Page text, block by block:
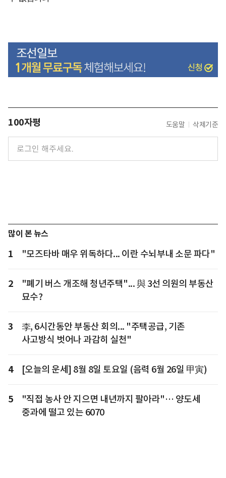
100자평 도움말 삭제기준
많이 본 뉴스
1 "모즈타바 매우 위독하다... 이란 수뇌부내 소문 파다"
2
"폐기 버스 개조해 청년주택"... 與 3선 의원의 부동산
묘수?
3
李, 6시간동안 부동산 회의... "주택공급, 기존
사고방식 벗어나 과감히 실천"
4 [오늘의 운세] 8월 8일 토요일 (음력 6월 26일 甲寅)
5
"직접 농사 안 지으면 내년까지 팔아라"… 양도세
중과에 떨고 있는 6070